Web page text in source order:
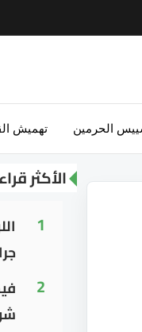
الحرمين تهميش
الأكثر
1
2